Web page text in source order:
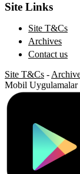
Site Links
Site T&Cs
Archives
Contact us
Site T&Cs -
Mobil Uygulamalar